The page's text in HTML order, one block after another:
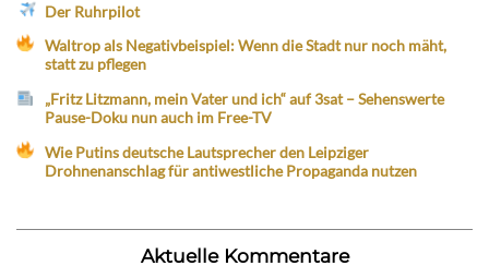
Der Ruhrpilot
Waltrop als Negativbeispiel: Wenn die Stadt nur noch mäht,
statt zu pflegen
„Fritz Litzmann, mein Vater und ich“ auf 3sat – Sehenswerte
Pause-Doku nun auch im Free-TV
Wie Putins deutsche Lautsprecher den Leipziger
Drohnenanschlag für antiwestliche Propaganda nutzen
Aktuelle Kommentare